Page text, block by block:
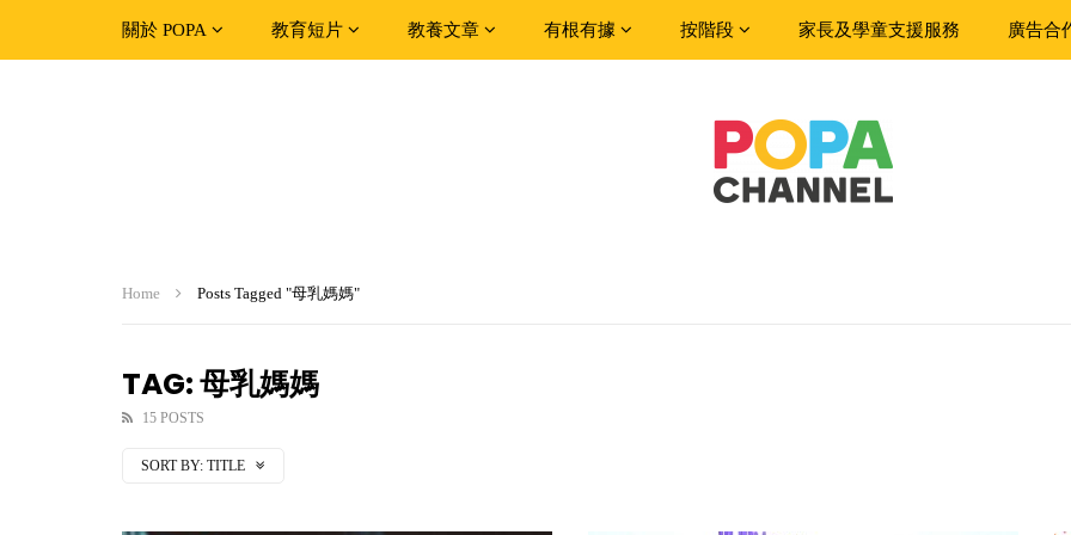
關於 POPA 教育短片 教養文章 有根有據 按階段 家長及學童支援服務 廣告合
Home Posts Tagged "母乳媽媽"
TAG: 母乳媽媽
15 POSTS
SORT BY: TITLE